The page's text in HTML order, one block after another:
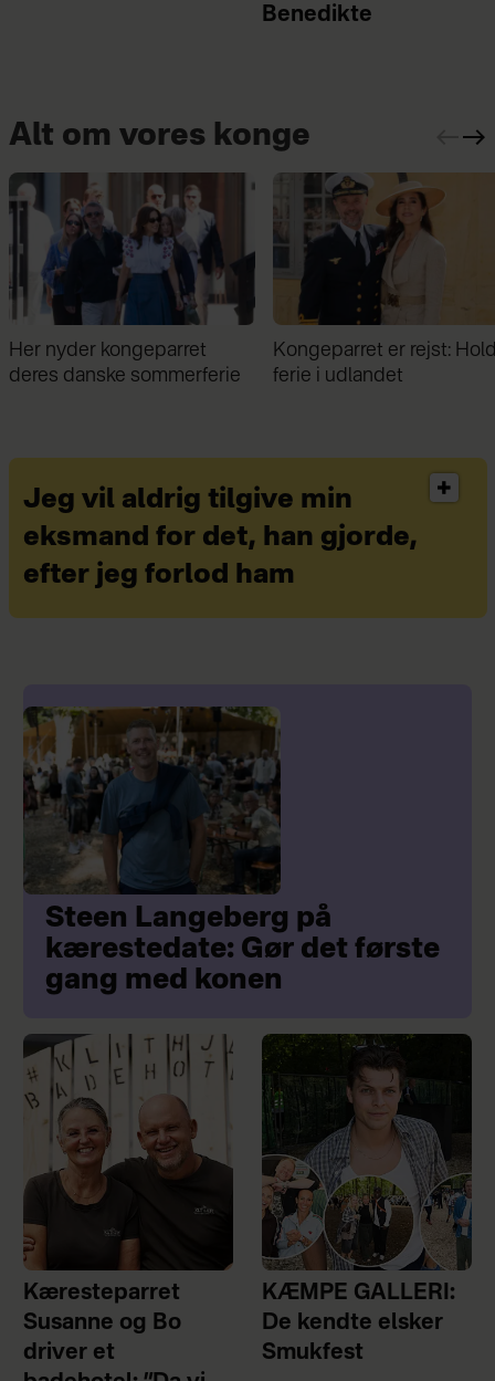
Benedikte
Alt om vores konge
Kongeparret er rejst: Holder
ferie i udlandet
Midt i sommerferien:
Frederik kunne ikke holde
Jeg vil aldrig tilgive min
eksmand for det, han gjorde,
efter jeg forlod ham
Steen Langeberg på
kærestedate: Gør det første
gang med konen
Kæresteparret
Susanne og Bo
driver et
KÆMPE GALLERI:
De kendte elsker
Smukfest